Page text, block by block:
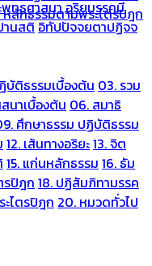
ทธศาสนาอริยมรรคมี
านสติอิทัปปัจจยตาปฏิจจ
บัติธรรมเบื้องต้น 03. รวม
นาเบื้องต้น 06. สมาธิ
ศึกษาธรรม ปฏิบัติธรรม
12. เส้นทางอริยะ13. จิต
15. แก่นหลักธรรม 16. ธัม
รปิฎก 18. ปฏิสัมภิทามรรค
ไตรปิฎก 20. หมวดทั่วไป
ลักธรรมตามพระไตรปิฎก